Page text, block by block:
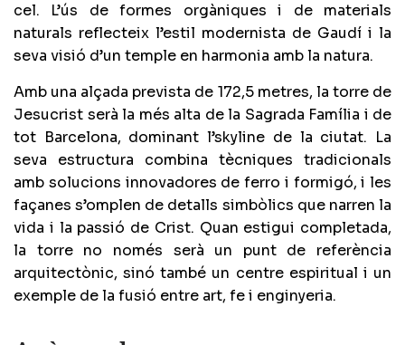
cel. L’ús de formes orgàniques i de materials
naturals reflecteix l’estil modernista de Gaudí i la
seva visió d’un temple en harmonia amb la natura.
Amb una alçada prevista de 172,5 metres, la torre de
Jesucrist serà la més alta de la Sagrada Família i de
tot Barcelona, dominant l’skyline de la ciutat. La
seva estructura combina tècniques tradicionals
amb solucions innovadores de ferro i formigó, i les
façanes s’omplen de detalls simbòlics que narren la
vida i la passió de Crist. Quan estigui completada,
la torre no només serà un punt de referència
arquitectònic, sinó també un centre espiritual i un
exemple de la fusió entre art, fe i enginyeria.